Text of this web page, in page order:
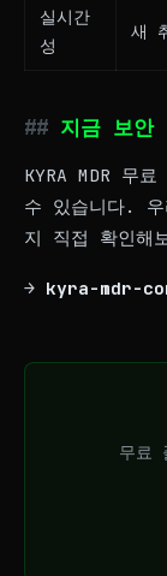
실시간
성
새
지금 보안
KYRA MDR 무
수 있습니다.
지 직접 확인해
→ kyra-mdr-
무료